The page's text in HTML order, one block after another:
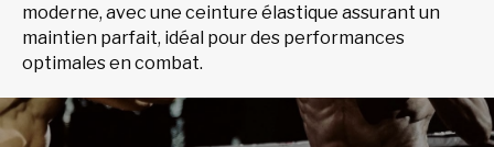
moderne, avec une ceinture élastique assurant un
maintien parfait, idéal pour des performances
optimales en combat.